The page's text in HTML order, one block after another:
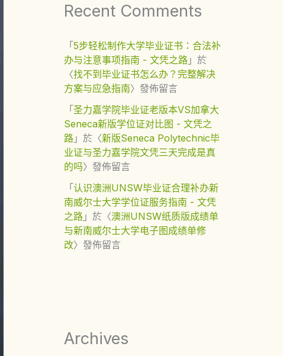
Recent Comments
「5步轻松制作大学毕业证书：合法补
办与注意事项指南 - 文凭之路 」於
〈找不到毕业证书怎么办？完整解决
方案与应急指南〉發佈留言
「圣力嘉学院毕业证老版本VS加拿大
Seneca新版学位证对比图 - 文凭之
路 」於〈新版Seneca Polytechnic毕
业证与圣力嘉学院文凭三天完成是真
的吗〉發佈留言
「认识澳洲UNSW毕业证合理补办新
南威尔士大学学位证服务指南 - 文凭
之路 」於〈澳洲UNSW纸质版成绩单
与新南威尔士大学电子图成绩单修
改〉發佈留言
Archives